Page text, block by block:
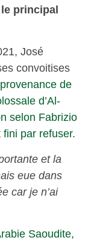
principal
José
convoitises
de
d’Al-
selon Fabrizio
par refuser.
et la
eue dans
car je n’ai
Saoudite,